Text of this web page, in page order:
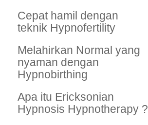
Cepat hamil dengan
teknik Hypnofertility
Melahirkan Normal yang
nyaman dengan
Hypnobirthing
Apa itu Ericksonian
Hypnosis Hypnotherapy ?